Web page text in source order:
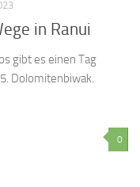
in Ranui
gibt es einen Tag
Dolomitenbiwak.
0